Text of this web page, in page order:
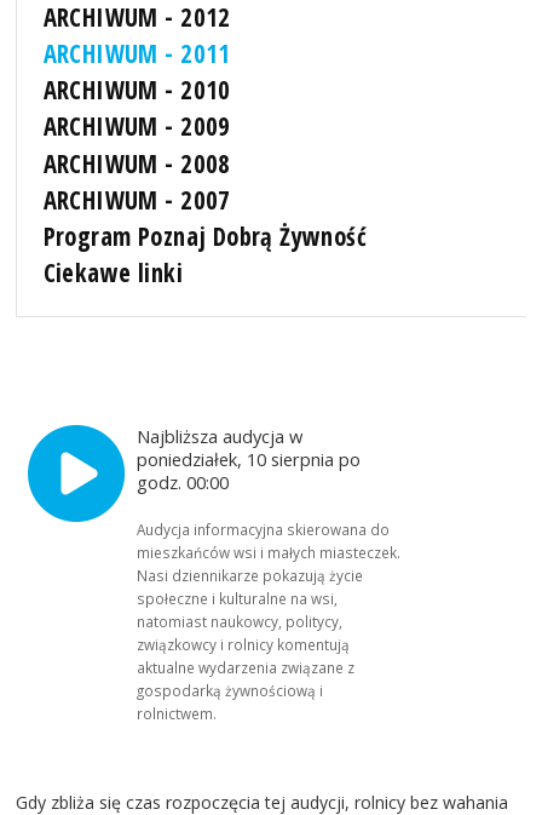
ARCHIWUM - 2012
ARCHIWUM - 2011
ARCHIWUM - 2010
ARCHIWUM - 2009
ARCHIWUM - 2008
ARCHIWUM - 2007
Program Poznaj Dobrą Żywność
Ciekawe linki
Najbliższa audycja w
poniedziałek, 10 sierpnia po
godz. 00:00
Audycja informacyjna skierowana do
mieszkańców wsi i małych miasteczek.
Nasi dziennikarze pokazują życie
społeczne i kulturalne na wsi,
natomiast naukowcy, politycy,
związkowcy i rolnicy komentują
aktualne wydarzenia związane z
gospodarką żywnościową i
rolnictwem.
Gdy zbliża się czas rozpoczęcia tej audycji, rolnicy bez wahania